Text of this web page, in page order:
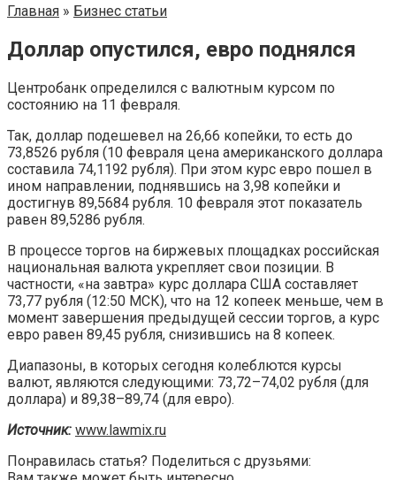
Главная » Бизнес статьи
Доллар опустился, евро поднялся
Центробанк определился с валютным курсом по
состоянию на 11 февраля.
Так, доллар подешевел на 26,66 копейки, то есть до
73,8526 рубля (10 февраля цена американского доллара
составила 74,1192 рубля). При этом курс евро пошел в
ином направлении, поднявшись на 3,98 копейки и
достигнув 89,5684 рубля. 10 февраля этот показатель
равен 89,5286 рубля.
В процессе торгов на биржевых площадках российская
национальная валюта укрепляет свои позиции. В
частности, «на завтра» курс доллара США составляет
73,77 рубля (12:50 МСК), что на 12 копеек меньше, чем в
момент завершения предыдущей сессии торгов, а курс
евро равен 89,45 рубля, снизившись на 8 копеек.
Диапазоны, в которых сегодня колеблются курсы
валют, являются следующими: 73,72–74,02 рубля (для
доллара) и 89,38–89,74 (для евро).
Источник: www.lawmix.ru
Понравилась статья? Поделиться с друзьями: